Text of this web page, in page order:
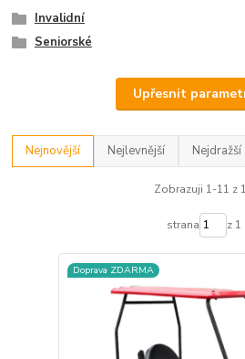
Invalidní
Seniorské
Upřesnit
Nejnovější Nejlevnější Nejdražší
Zobrazuji 1-11 z
strana z 1
Doprava ZDARMA